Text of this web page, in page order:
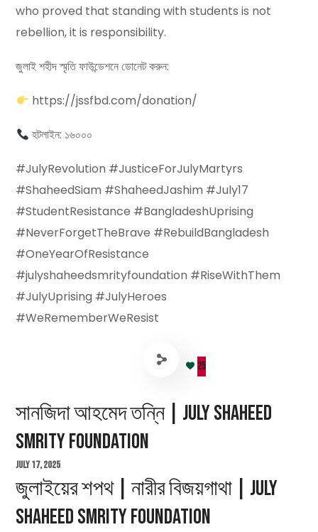
who proved that standing with students is not
rebellion, it is responsibility.
জুলাই শহীদ স্মৃতি ফাউন্ডেশনে ডোনেট করুন:
https://jssfbd.com/donation/
হটলাইন: ১৬০০০
#JulyRevolution #JusticeForJulyMartyrs
#ShaheedSiam #ShaheedJashim #July17
#StudentResistance #BangladeshUprising
#NeverForgetTheBrave #RebuildBangladesh
#OneYearOfResistance
#julyshaheedsmrityfoundation #RiseWithThem
#JulyUprising #JulyHeroes
#WeRememberWeResist
25
সানজিদা আহমেদ তন্নি | July Shaheed
Smrity Foundation
July 17, 2025
জুলাইয়ের শপথ | নারীর বিজয়গাথা | July
Shaheed Smrity Foundation